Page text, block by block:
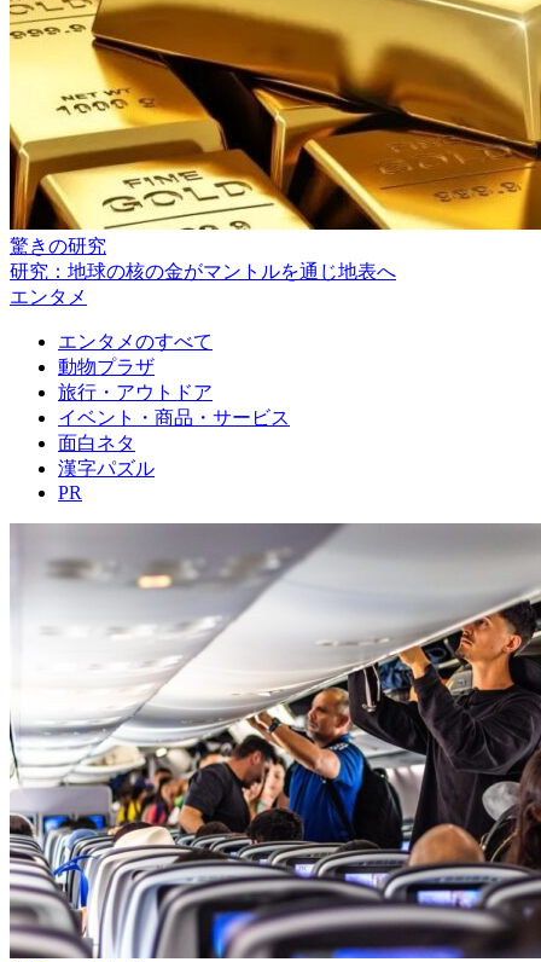
驚きの研究
研究：地球の核の金がマントルを通じ地表へ
エンタメ
エンタメのすべて
動物プラザ
旅行・アウトドア
イベント・商品・サービス
面白ネタ
漢字パズル
PR